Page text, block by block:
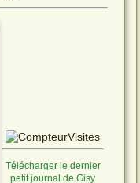
Télécharger le dernier
petit journal de Gisy